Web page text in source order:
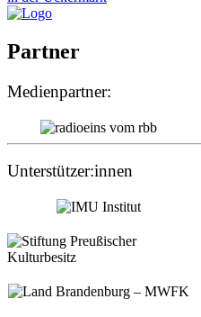
Partner
Medienpartner:
Unterstützer:innen